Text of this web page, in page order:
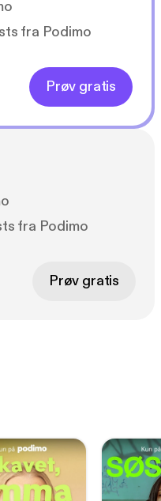
fra Podimo
Prøv gratis
fra Podimo
Prøv gratis